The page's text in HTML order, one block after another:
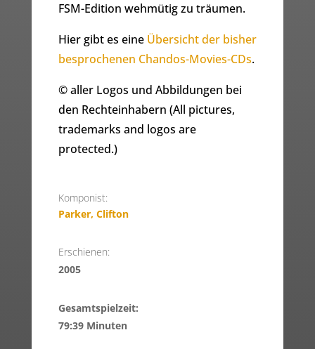
FSM-Edition wehmütig zu träumen.
Hier gibt es eine Übersicht der bisher
besprochenen Chandos-Movies-CDs.
© aller Logos und Abbildungen bei
den Rechteinhabern (All pictures,
trademarks and logos are
protected.)
Komponist:
Parker, Clifton
Erschienen:
2005
Gesamtspielzeit:
79:39 Minuten